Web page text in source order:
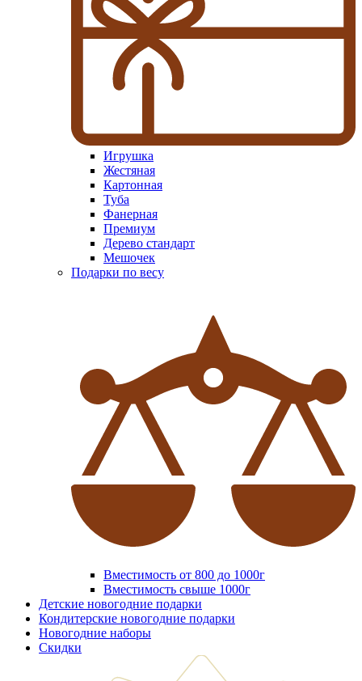
Игрушка
Жестяная
Картонная
Туба
Фанерная
Премиум
Дерево стандарт
Мешочек
Подарки по весу
Вместимость от 800 до 1000г
Вместимость свыше 1000г
Детские новогодние подарки
Кондитерские новогодние подарки
Новогодние наборы
Скидки